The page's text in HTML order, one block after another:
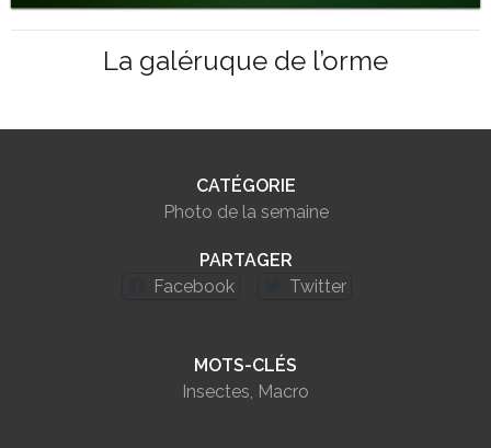
La galéruque de l’orme
CATÉGORIE
Photo de la semaine
PARTAGER
Facebook
Twitter
MOTS-CLÉS
Insectes, Macro